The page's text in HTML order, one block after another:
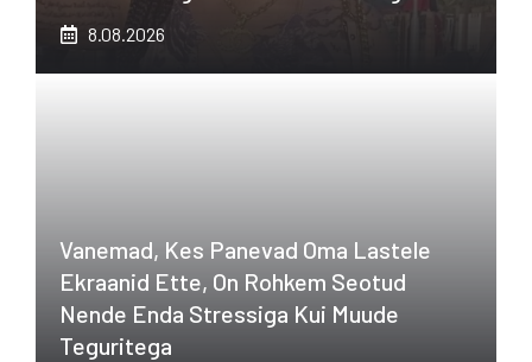
8.08.2026
Vanemad, Kes Panevad Oma Lastele
Ekraanid Ette, On Rohkem Seotud
Nende Enda Stressiga Kui Muude
Teguritega